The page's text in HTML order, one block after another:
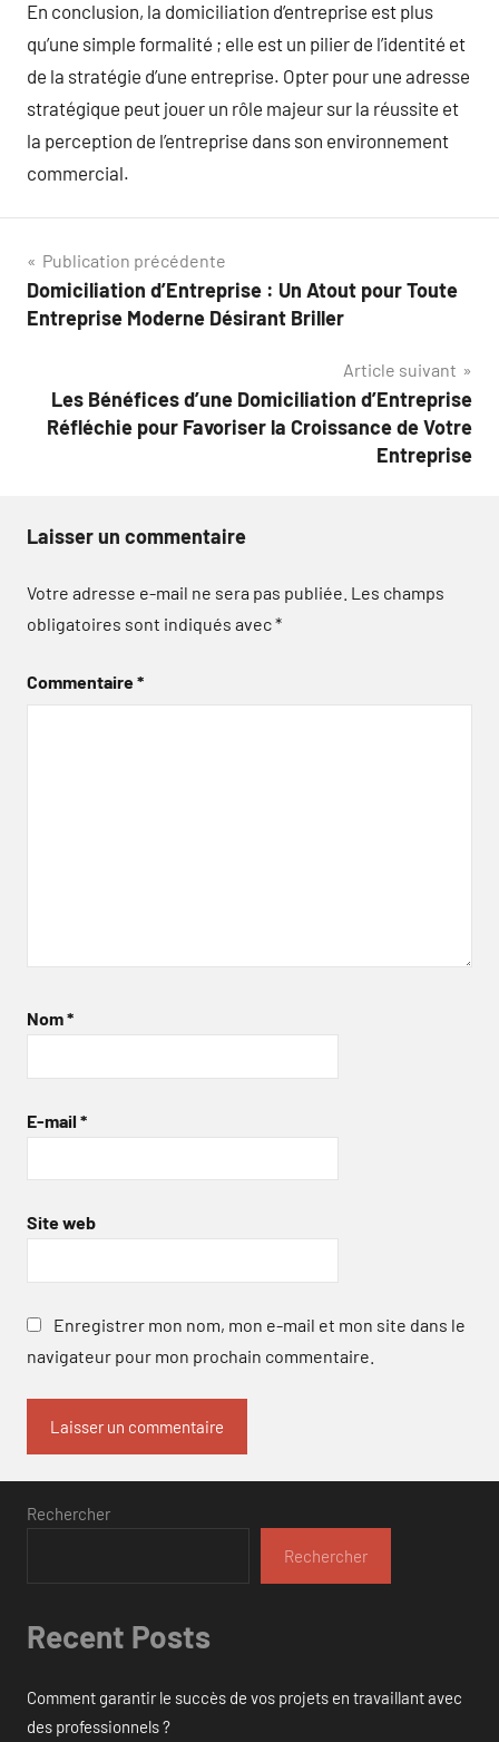
En conclusion, la domiciliation d’entreprise est plus
qu’une simple formalité ; elle est un pilier de l’identité et
de la stratégie d’une entreprise. Opter pour une adresse
stratégique peut jouer un rôle majeur sur la réussite et
la perception de l’entreprise dans son environnement
commercial.
Navigation
de
Publication précédente
Domiciliation d’Entreprise : Un Atout pour Toute
Entreprise Moderne Désirant Briller
Article suivant
Les Bénéfices d’une Domiciliation d’Entreprise
Réfléchie pour Favoriser la Croissance de Votre
Entreprise
Laisser un commentaire
Votre adresse e-mail ne sera pas publiée. Les champs
obligatoires sont indiqués avec*
Commentaire*
Nom*
E-mail *
Site web
Enregistrer mon nom, mon e-mail et mon site dans le
navigateur pour mon prochain commentaire.
Rechercher
Rechercher
Recent Posts
Comment garantir le succès de vos projets en travaillant avec
des professionnels ?